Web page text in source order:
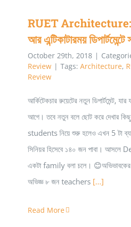
RUET Architecture:
আর এন্টিকাটারময়
October 29th, 2018 |
Review | Tags: Architecture,
Review
আর্কিটেকচার রুয়েটের নতুন ডিপার্টমেন্ট,
আগে। তবে নতুন বলে ছোট করে দেখার
students নিয়ে শুরু হলেও এখন 5 টা
সিনিয়র হিসেবে ১৪০ জন পাবা। আসলে
একটা family বলা চলে। 😊অভিভাবকের
অভিজ্ঞ ৮ জন teachers [...]
Read More